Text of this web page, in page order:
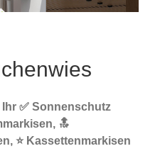
✅ Sonnenschutz
🔝
⭐ Kassettenmarkisen